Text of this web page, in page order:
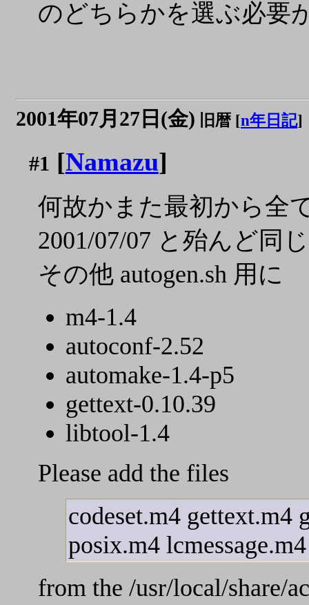
のどちらかを選ぶ必要
2001年07月27日(金) 旧暦 [n年日記]
#1 [Namazu]
何故かまた最初から全
2001/07/07 と殆んど同じ
その他 autogen.sh 用に
m4-1.4
autoconf-2.52
automake-1.4-p5
gettext-0.10.39
libtool-1.4
Please add the files
codeset.m4 gettext.m4
posix.m4
from the /usr/local/share/